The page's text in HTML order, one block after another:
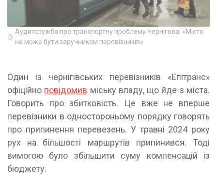
Аудитслужба про транспортну проблему Чернігова: «Місто
не може бути заручником перевізників»
Один із чернігівських перевізників «Епітранс»
офіційно повідомив міську владу, що йде з міста.
Говорить про збитковість. Це вже не вперше
перевізники в одностороньому порядку говорять
про припинення перевезень. У травні 2024 року
рух на більшості маршрутів припинився. Тоді
вимогою було збільшити суму компенсацій із
бюджету.